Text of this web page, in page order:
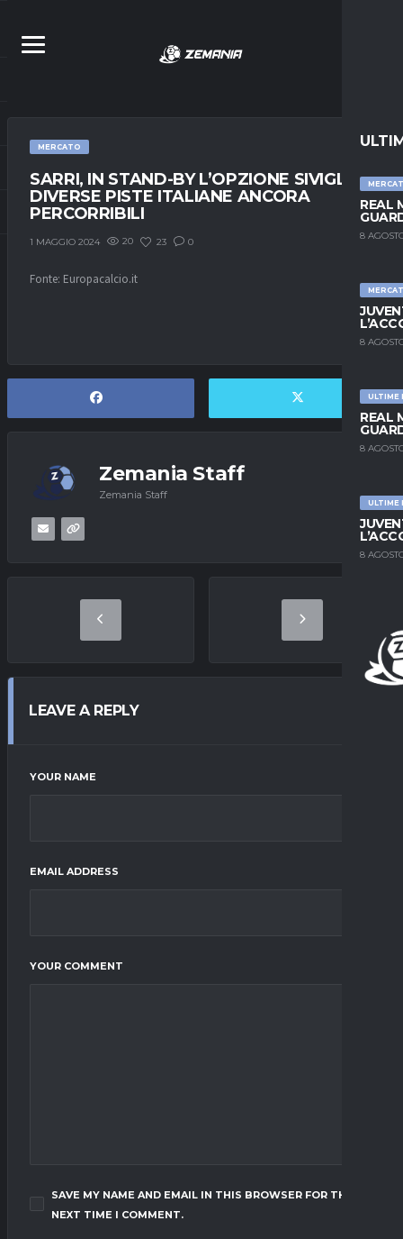
REAL
8
8
ULTIME
REAL
8
ULTIME
8
MERCATO
SARRI, IN STAND-BY L’OPZIONE SIVIGLIA:
DIVERSE PISTE ITALIANE ANCORA
PERCORRIBILI
1 MAGGIO 2024 20 23 0
Fonte: Europacalcio.it
Zemania Staff
Zemania Staff
LEAVE A REPLY
YOUR NAME
EMAIL ADDRESS
YOUR COMMENT
SAVE MY NAME AND EMAIL IN THIS BROWSER FOR THE
NEXT TIME I COMMENT.